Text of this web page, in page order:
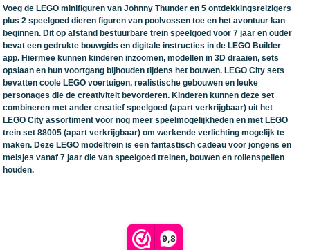
9,8
Voeg de LEGO minifiguren van Johnny Thunder en 5 ontdekkingsreizigers
plus 2 speelgoed dieren figuren van poolvossen toe en het avontuur kan
beginnen. Dit op afstand bestuurbare trein speelgoed voor 7 jaar en ouder
bevat een gedrukte bouwgids en digitale instructies in de LEGO Builder
app. Hiermee kunnen kinderen inzoomen, modellen in 3D draaien, sets
opslaan en hun voortgang bijhouden tijdens het bouwen. LEGO City sets
bevatten coole LEGO voertuigen, realistische gebouwen en leuke
personages die de creativiteit bevorderen. Kinderen kunnen deze set
combineren met ander creatief speelgoed (apart verkrijgbaar) uit het
LEGO City assortiment voor nog meer speelmogelijkheden en met LEGO
trein set 88005 (apart verkrijgbaar) om werkende verlichting mogelijk te
maken. Deze LEGO modeltrein is een fantastisch cadeau voor jongens en
meisjes vanaf 7 jaar die van speelgoed treinen, bouwen en rollenspellen
houden.